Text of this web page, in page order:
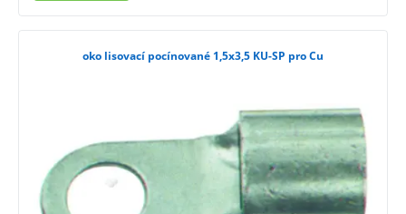
oko lisovací pocínované 1,5x3,5 KU-SP pro Cu